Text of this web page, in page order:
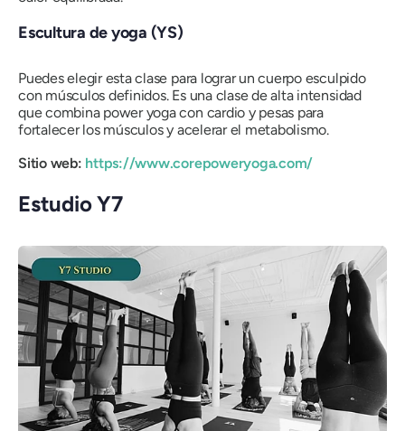
Escultura de yoga (YS)
Puedes elegir esta clase para lograr un cuerpo esculpido
con músculos definidos. Es una clase de alta intensidad
que combina power yoga con cardio y pesas para
fortalecer los músculos y acelerar el metabolismo.
Sitio web: https://www.corepoweryoga.com/
Estudio Y7